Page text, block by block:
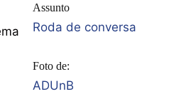
Assunto
Roda de conversa
Foto de:
ADUnB